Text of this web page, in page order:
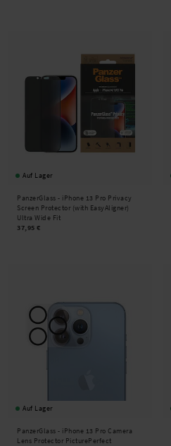
Auf Lager
PanzerGlass - iPhone 13 Pro Privacy
Screen Protector (with EasyAligner)
Ultra Wide Fit
37,95 €
Auf Lager
PanzerGlass - iPhone 13 Pro Camera
Lens Protector PicturePerfect